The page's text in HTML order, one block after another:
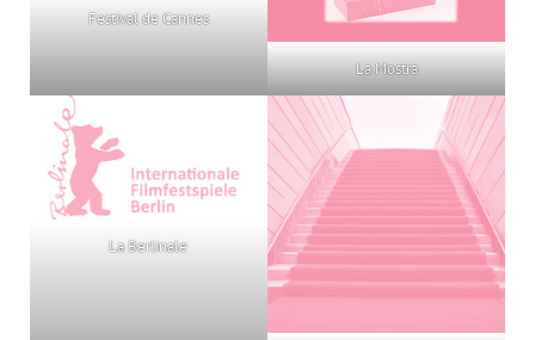
Festival de Cannes
La Mostra
La Berlinale